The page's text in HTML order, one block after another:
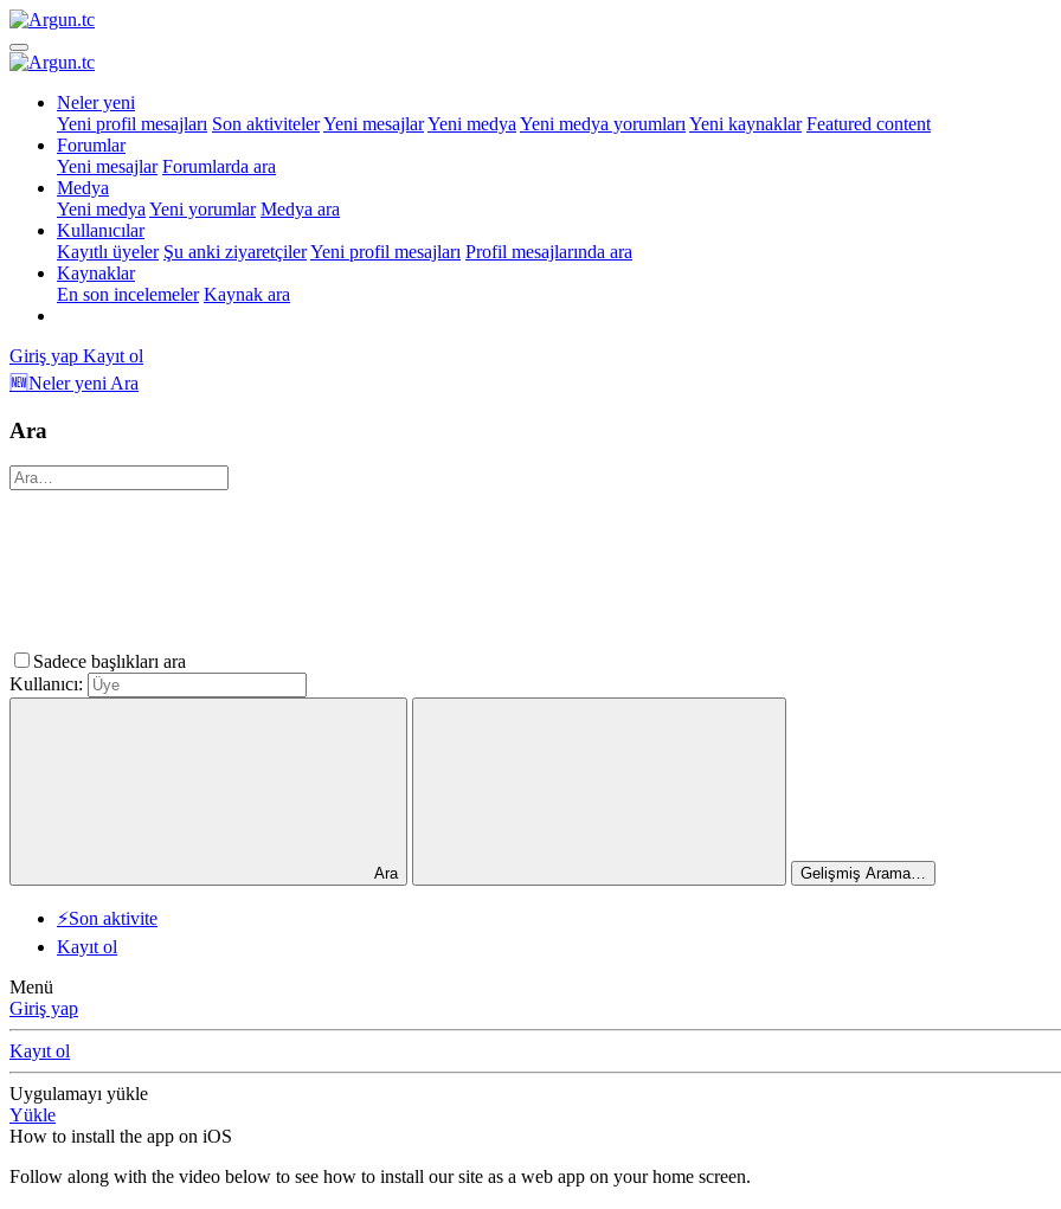
Neler yeni
Yeni profil mesajları Son aktivitelerYeni mesajlarYeni medya Yeni medya yorumları Yeni kaynaklar Featured content
Forumlar
Yeni mesajlar Forumlarda ara
Medya
Yeni medya Yeni yorumlar Medya ara
Kullanıcılar
Kayıtlı üyeler Şu anki ziyaretçilerYeni profil mesajları Profil mesajlarında ara
Kaynaklar
En son incelemeler Kaynak ara
Giriş yap Kayıt ol
🆕Neler yeni Ara
Ara
Sadece başlıkları ara
Kullanıcı:
Ara Gelişmiş Arama…
⚡Son aktivite
Kayıt ol
Menü
Giriş yap
Kayıt ol
Uygulamayı yükle
Yükle
How to install the app on iOS
Follow along with the video below to see how to install our site as a web app on your home screen.